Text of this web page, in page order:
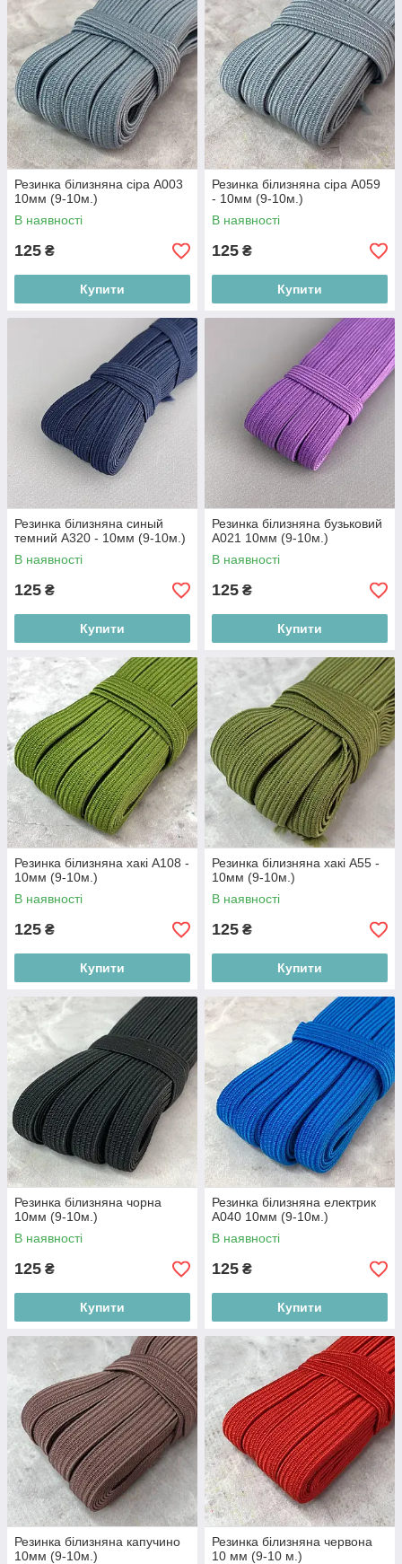
Резинка білизняна сіра А003
10мм (9-10м.)
В наявності
125 ₴
Купити
Резинка білизняна сіра А059
- 10мм (9-10м.)
В наявності
125 ₴
Купити
Резинка білизняна синый
темний А320 - 10мм (9-10м.)
В наявності
125 ₴
Купити
Резинка білизняна бузьковий
А021 10мм (9-10м.)
В наявності
125 ₴
Купити
Резинка білизняна хакі А108 -
10мм (9-10м.)
В наявності
125 ₴
Купити
Резинка білизняна хакі А55 -
10мм (9-10м.)
В наявності
125 ₴
Купити
Резинка білизняна чорна
10мм (9-10м.)
В наявності
125 ₴
Купити
Резинка білизняна електрик
А040 10мм (9-10м.)
В наявності
125 ₴
Купити
Резинка білизняна капучино
10мм (9-10м.)
Резинка білизняна червона
10 мм (9-10 м.)